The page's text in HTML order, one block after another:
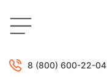
8 (800) 600-22-04